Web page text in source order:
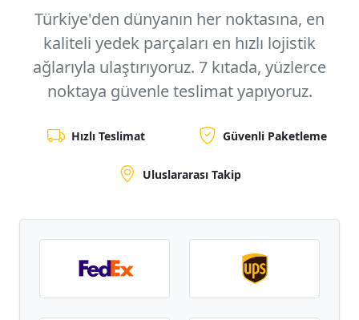
Türkiye'den dünyanın her noktasına, en
kaliteli yedek parçaları en hızlı lojistik
ağlarıyla ulaştırıyoruz. 7 kıtada, yüzlerce
noktaya güvenle teslimat yapıyoruz.
Hızlı Teslimat Güvenli Paketleme
Uluslararası Takip